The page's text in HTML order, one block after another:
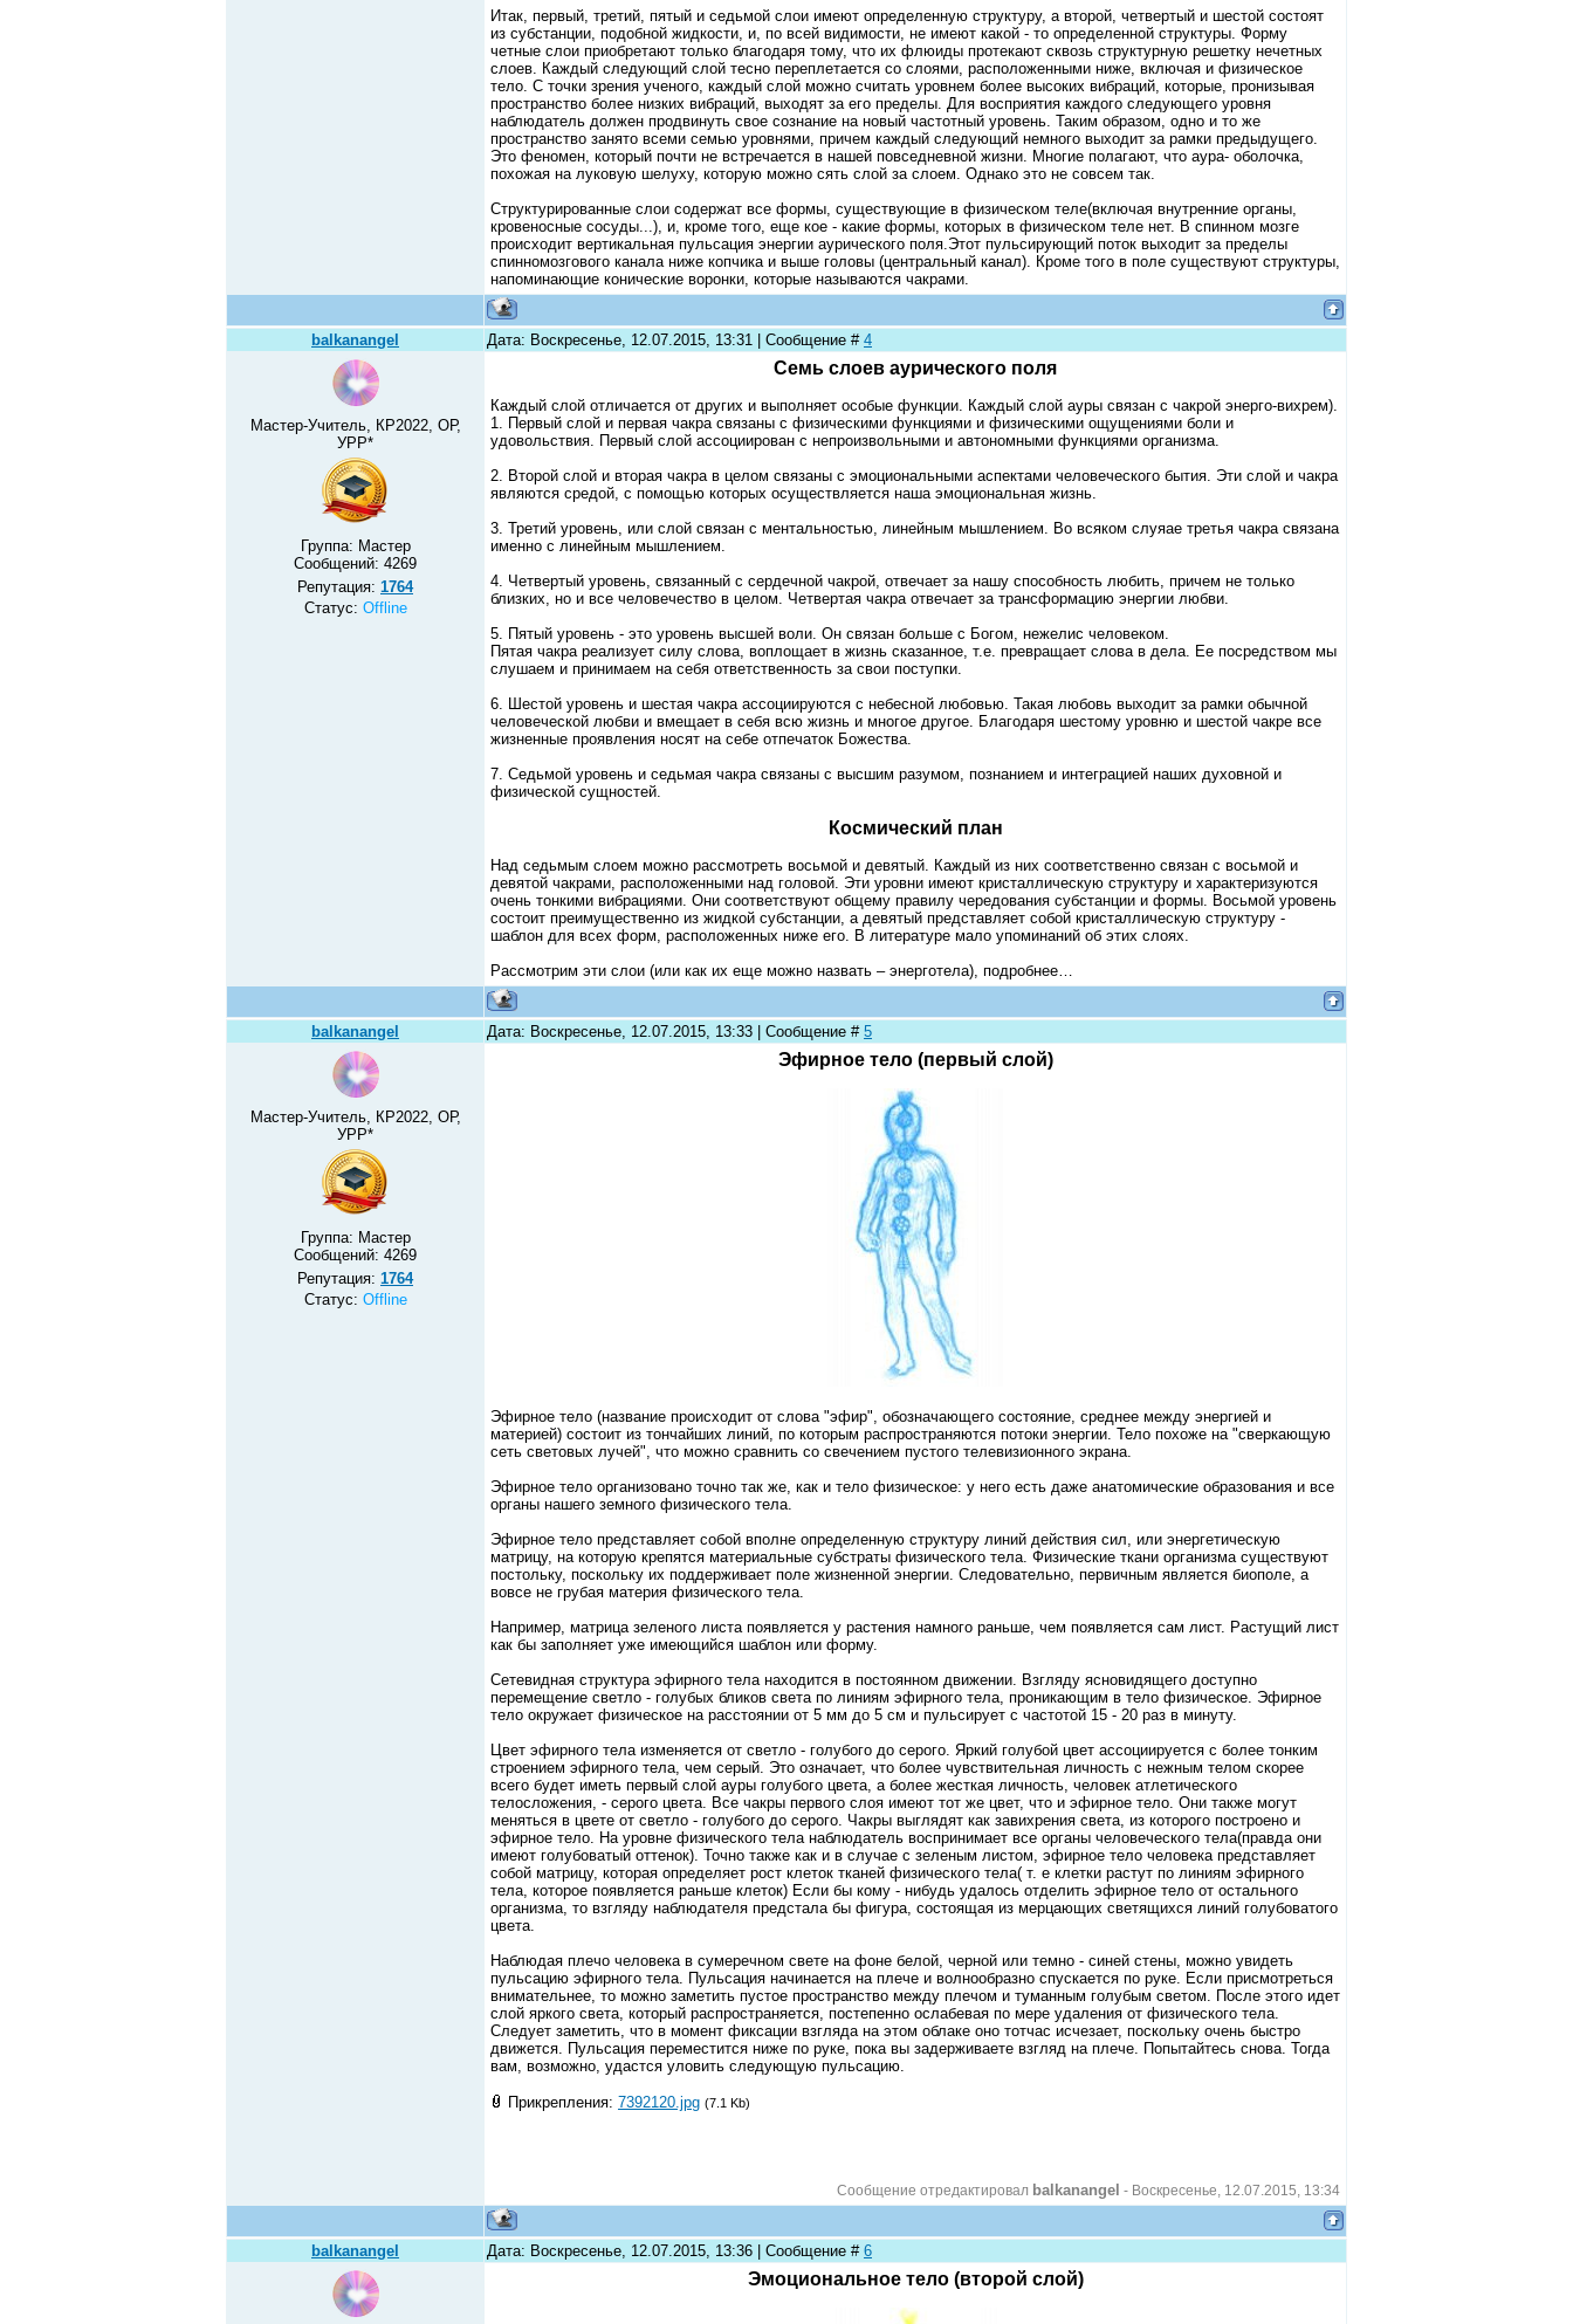
Итак, первый, третий, пятый и седьмой слои имеют определенную структуру, а второй, четвертый и шестой состоят
из субстанции, подобной жидкости, и, по всей видимости, не имеют какой - то определенной структуры. Форму
четные слои приобретают только благодаря тому, что их флюиды протекают сквозь структурную решетку нечетных
слоев. Каждый следующий слой тесно переплетается со слоями, расположенными ниже, включая и физическое
тело. С точки зрения ученого, каждый слой можно считать уровнем более высоких вибраций, которые, пронизывая
пространство более низких вибраций, выходят за его пределы. Для восприятия каждого следующего уровня
наблюдатель должен продвинуть свое сознание на новый частотный уровень. Таким образом, одно и то же
пространство занято всеми семью уровнями, причем каждый следующий немного выходит за рамки предыдущего.
Это феномен, который почти не встречается в нашей повседневной жизни. Многие полагают, что аура- оболочка,
похожая на луковую шелуху, которую можно сять слой за слоем. Однако это не совсем так.
Структурированные слои содержат все формы, существующие в физическом теле(включая внутренние органы,
кровеносные сосуды...), и, кроме того, еще кое - какие формы, которых в физическом теле нет. В спинном мозге
происходит вертикальная пульсация энергии аурического поля.Этот пульсирующий поток выходит за пределы
спинномозгового канала ниже копчика и выше головы (центральный канал). Кроме того в поле существуют структуры,
напоминающие конические воронки, которые называются чакрами.
balkanangel Дата: Воскресенье, 12.07.2015, 13:31 | Сообщение # 4
Мастер-Учитель, КР2022, ОР,
УРР*
Группа: Мастер
Сообщений: 4269
Репутация: 1764
Статус: Offline
Семь слоев аурического поля
Каждый слой отличается от других и выполняет особые функции. Каждый слой ауры связан с чакрой энерго-вихрем).
1. Первый слой и первая чакра связаны с физическими функциями и физическими ощущениями боли и
удовольствия. Первый слой ассоциирован с непроизвольными и автономными функциями организма.
2. Второй слой и вторая чакра в целом связаны с эмоциональными аспектами человеческого бытия. Эти слой и чакра
являются средой, с помощью которых осуществляется наша эмоциональная жизнь.
3. Третий уровень, или слой связан с ментальностью, линейным мышлением. Во всяком слуяае третья чакра связана
именно с линейным мышлением.
4. Четвертый уровень, связанный с сердечной чакрой, отвечает за нашу способность любить, причем не только
близких, но и все человечество в целом. Четвертая чакра отвечает за трансформацию энергии любви.
5. Пятый уровень - это уровень высшей воли. Он связан больше с Богом, нежелис человеком.
Пятая чакра реализует силу слова, воплощает в жизнь сказанное, т.е. превращает слова в дела. Ее посредством мы
слушаем и принимаем на себя ответственность за свои поступки.
6. Шестой уровень и шестая чакра ассоциируются с небесной любовью. Такая любовь выходит за рамки обычной
человеческой любви и вмещает в себя всю жизнь и многое другое. Благодаря шестому уровню и шестой чакре все
жизненные проявления носят на себе отпечаток Божества.
7. Седьмой уровень и седьмая чакра связаны с высшим разумом, познанием и интеграцией наших духовной и
физической сущностей.
Космический план
Над седьмым слоем можно рассмотреть восьмой и девятый. Каждый из них соответственно связан с восьмой и
девятой чакрами, расположенными над головой. Эти уровни имеют кристаллическую структуру и характеризуются
очень тонкими вибрациями. Они соответствуют общему правилу чередования субстанции и формы. Восьмой уровень
состоит преимущественно из жидкой субстанции, а девятый представляет собой кристаллическую структуру -
шаблон для всех форм, расположенных ниже его. В литературе мало упоминаний об этих слоях.
Рассмотрим эти слои (или как их еще можно назвать – энерготела), подробнее…
balkanangel Дата: Воскресенье, 12.07.2015, 13:33 | Сообщение # 5
Мастер-Учитель, КР2022, ОР,
УРР*
Группа: Мастер
Сообщений: 4269
Репутация: 1764
Статус: Offline
Эфирное тело (первый слой)
Эфирное тело (название происходит от слова "эфир", обозначающего состояние, среднее между энергией и
материей) состоит из тончайших линий, по которым распространяются потоки энергии. Тело похоже на "сверкающую
сеть световых лучей", что можно сравнить со свечением пустого телевизионного экрана.
Эфирное тело организовано точно так же, как и тело физическое: у него есть даже анатомические образования и все
органы нашего земного физического тела.
Эфирное тело представляет собой вполне определенную структуру линий действия сил, или энергетическую
матрицу, на которую крепятся материальные субстраты физического тела. Физические ткани организма существуют
постольку, поскольку их поддерживает поле жизненной энергии. Следовательно, первичным является биополе, а
вовсе не грубая материя физического тела.
Например, матрица зеленого листа появляется у растения намного раньше, чем появляется сам лист. Растущий лист
как бы заполняет уже имеющийся шаблон или форму.
Сетевидная структура эфирного тела находится в постоянном движении. Взгляду ясновидящего доступно
перемещение светло - голубых бликов света по линиям эфирного тела, проникающим в тело физическое. Эфирное
тело окружает физическое на расстоянии от 5 мм до 5 см и пульсирует с частотой 15 - 20 раз в минуту.
Цвет эфирного тела изменяется от светло - голубого до серого. Яркий голубой цвет ассоциируется с более тонким
строением эфирного тела, чем серый. Это означает, что более чувствительная личность с нежным телом скорее
всего будет иметь первый слой ауры голубого цвета, а более жесткая личность, человек атлетического
телосложения, - серого цвета. Все чакры первого слоя имеют тот же цвет, что и эфирное тело. Они также могут
меняться в цвете от светло - голубого до серого. Чакры выглядят как завихрения света, из которого построено и
эфирное тело. На уровне физического тела наблюдатель воспринимает все органы человеческого тела(правда они
имеют голубоватый оттенок). Точно также как и в случае с зеленым листом, эфирное тело человека представляет
собой матрицу, которая определяет рост клеток тканей физического тела( т. е клетки растут по линиям эфирного
тела, которое появляется раньше клеток) Если бы кому - нибудь удалось отделить эфирное тело от остального
организма, то взгляду наблюдателя предстала бы фигура, состоящая из мерцающих светящихся линий голубоватого
цвета.
Наблюдая плечо человека в сумеречном свете на фоне белой, черной или темно - синей стены, можно увидеть
пульсацию эфирного тела. Пульсация начинается на плече и волнообразно спускается по руке. Если присмотреться
внимательнее, то можно заметить пустое пространство между плечом и туманным голубым светом. После этого идет
слой яркого света, который распространяется, постепенно ослабевая по мере удаления от физического тела.
Следует заметить, что в момент фиксации взгляда на этом облаке оно тотчас исчезает, поскольку очень быстро
движется. Пульсация переместится ниже по руке, пока вы задерживаете взгляд на плече. Попытайтесь снова. Тогда
вам, возможно, удастся уловить следующую пульсацию.
Прикрепления: 7392120.jpg (7.1 Kb)
Сообщение отредактировал balkanangel - Воскресенье, 12.07.2015, 13:34
balkanangel Дата: Воскресенье, 12.07.2015, 13:36 | Сообщение # 6
Эмоциональное тело (второй слой)